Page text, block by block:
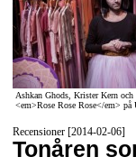
Ashkan Ghods, Krister Kern
<em>Rose Rose Rose</em> på
Recensioner [2014-02-06]
Tonåren